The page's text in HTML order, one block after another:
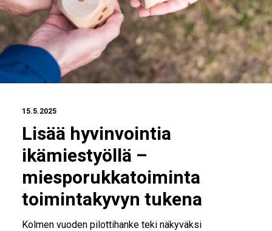
15.5.2025
Lisää hyvinvointia
ikämiestyöllä –
miesporukkatoiminta
toimintakyvyn tukena
Kolmen vuoden pilottihanke teki näkyväksi